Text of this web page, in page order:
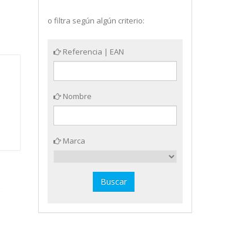
o filtra según algún criterio:
Referencia | EAN
Nombre
Marca